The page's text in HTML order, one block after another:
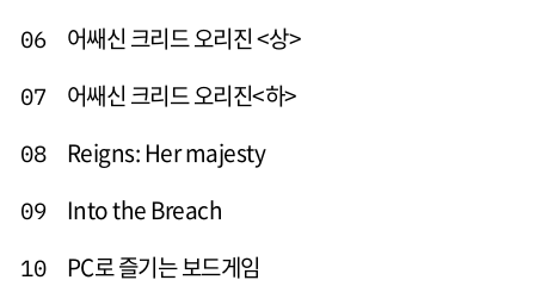
06 어쌔신 크리드 오리진 <상>
07 어쌔신 크리드 오리진<하>
08 Reigns: Her majesty
09 Into the Breach
10 PC로 즐기는 보드게임